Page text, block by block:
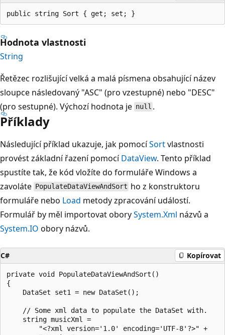
public string Sort { get; set; }
Hodnota vlastnosti
String
Řetězec rozlišující velká a malá písmena obsahující název
sloupce následovaný "ASC" (pro vzestupné) nebo "DESC"
(pro sestupné). Výchozí hodnota je null .
Příklady
Následující příklad ukazuje, jak pomocíSortvlastnosti
provést základní řazení pomocíDataView. Tento příklad
spustíte tak, že kód vložíte do formuláře Windows a
zavoláte PopulateDataViewAndSort ho z konstruktoru
formuláře nebo Load metody zpracování událostí.
Formulář by měl importovat oborySystem.Xml názvů a
System.IO obory názvů.
C# Kopírovat
private void PopulateDataViewAndSort()
{
    DataSet set1 = new DataSet();
    // Some xml data to populate the DataSet with.
    string musicXml =
        "<?xml version='1.0' encoding='UTF-8'?>" +